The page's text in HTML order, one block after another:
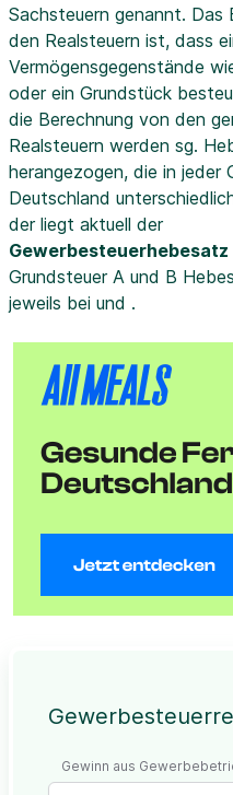
Sachsteuern genannt. Das
den Realsteuern ist, dass
Vermögensgegenstände
oder ein Grundstück
die Berechnung von den
Realsteuern werden sg.
herangezogen, die in jeder
Deutschland
der liegt aktuell der
Gewerbesteuerhebesatz
Grundsteuer A und B
jeweils bei und .
Gewinn aus